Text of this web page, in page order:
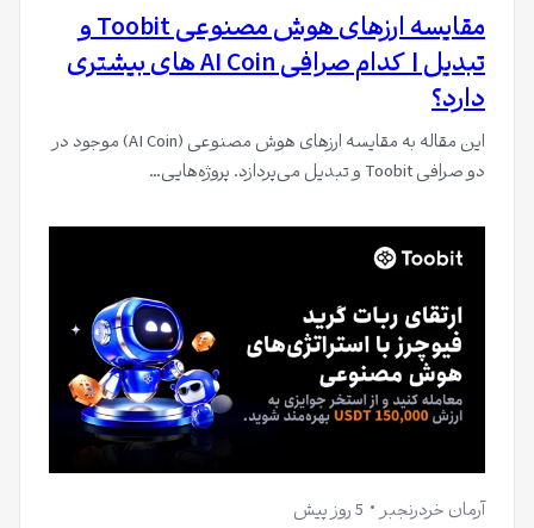
مقایسه ارزهای هوش مصنوعی Toobit و
تبدیل | کدام صرافی AI Coin های بیشتری
دارد؟
این مقاله به مقایسه ارزهای هوش مصنوعی (AI Coin) موجود در
دو صرافی Toobit و تبدیل می‌پردازد. پروژه‌هایی…
آرمان خردرنجبر 5 روز پیش